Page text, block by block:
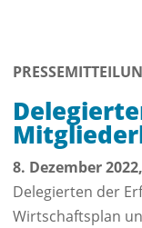
8. Dezember
Delegierten der
Wirtschaftsplan